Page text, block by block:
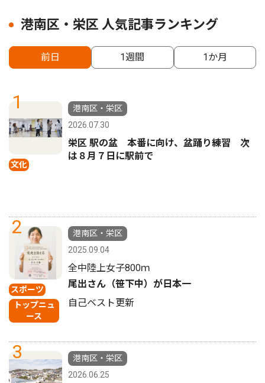
港南区・栄区 人気記事ランキング
前日 1週間 1か月
1
文化
港南区・栄区
2026.07.30
栄区 駅の盆 本番に向け、盆踊り練習 次
は８月７日に駅前で
2
スポーツ
トップニュ
ース
港南区・栄区
2025.09.04
全中陸上女子800ｍ
尾出さん（笹下中）が日本一
自己ベスト更新
3
港南区・栄区
2026.06.25